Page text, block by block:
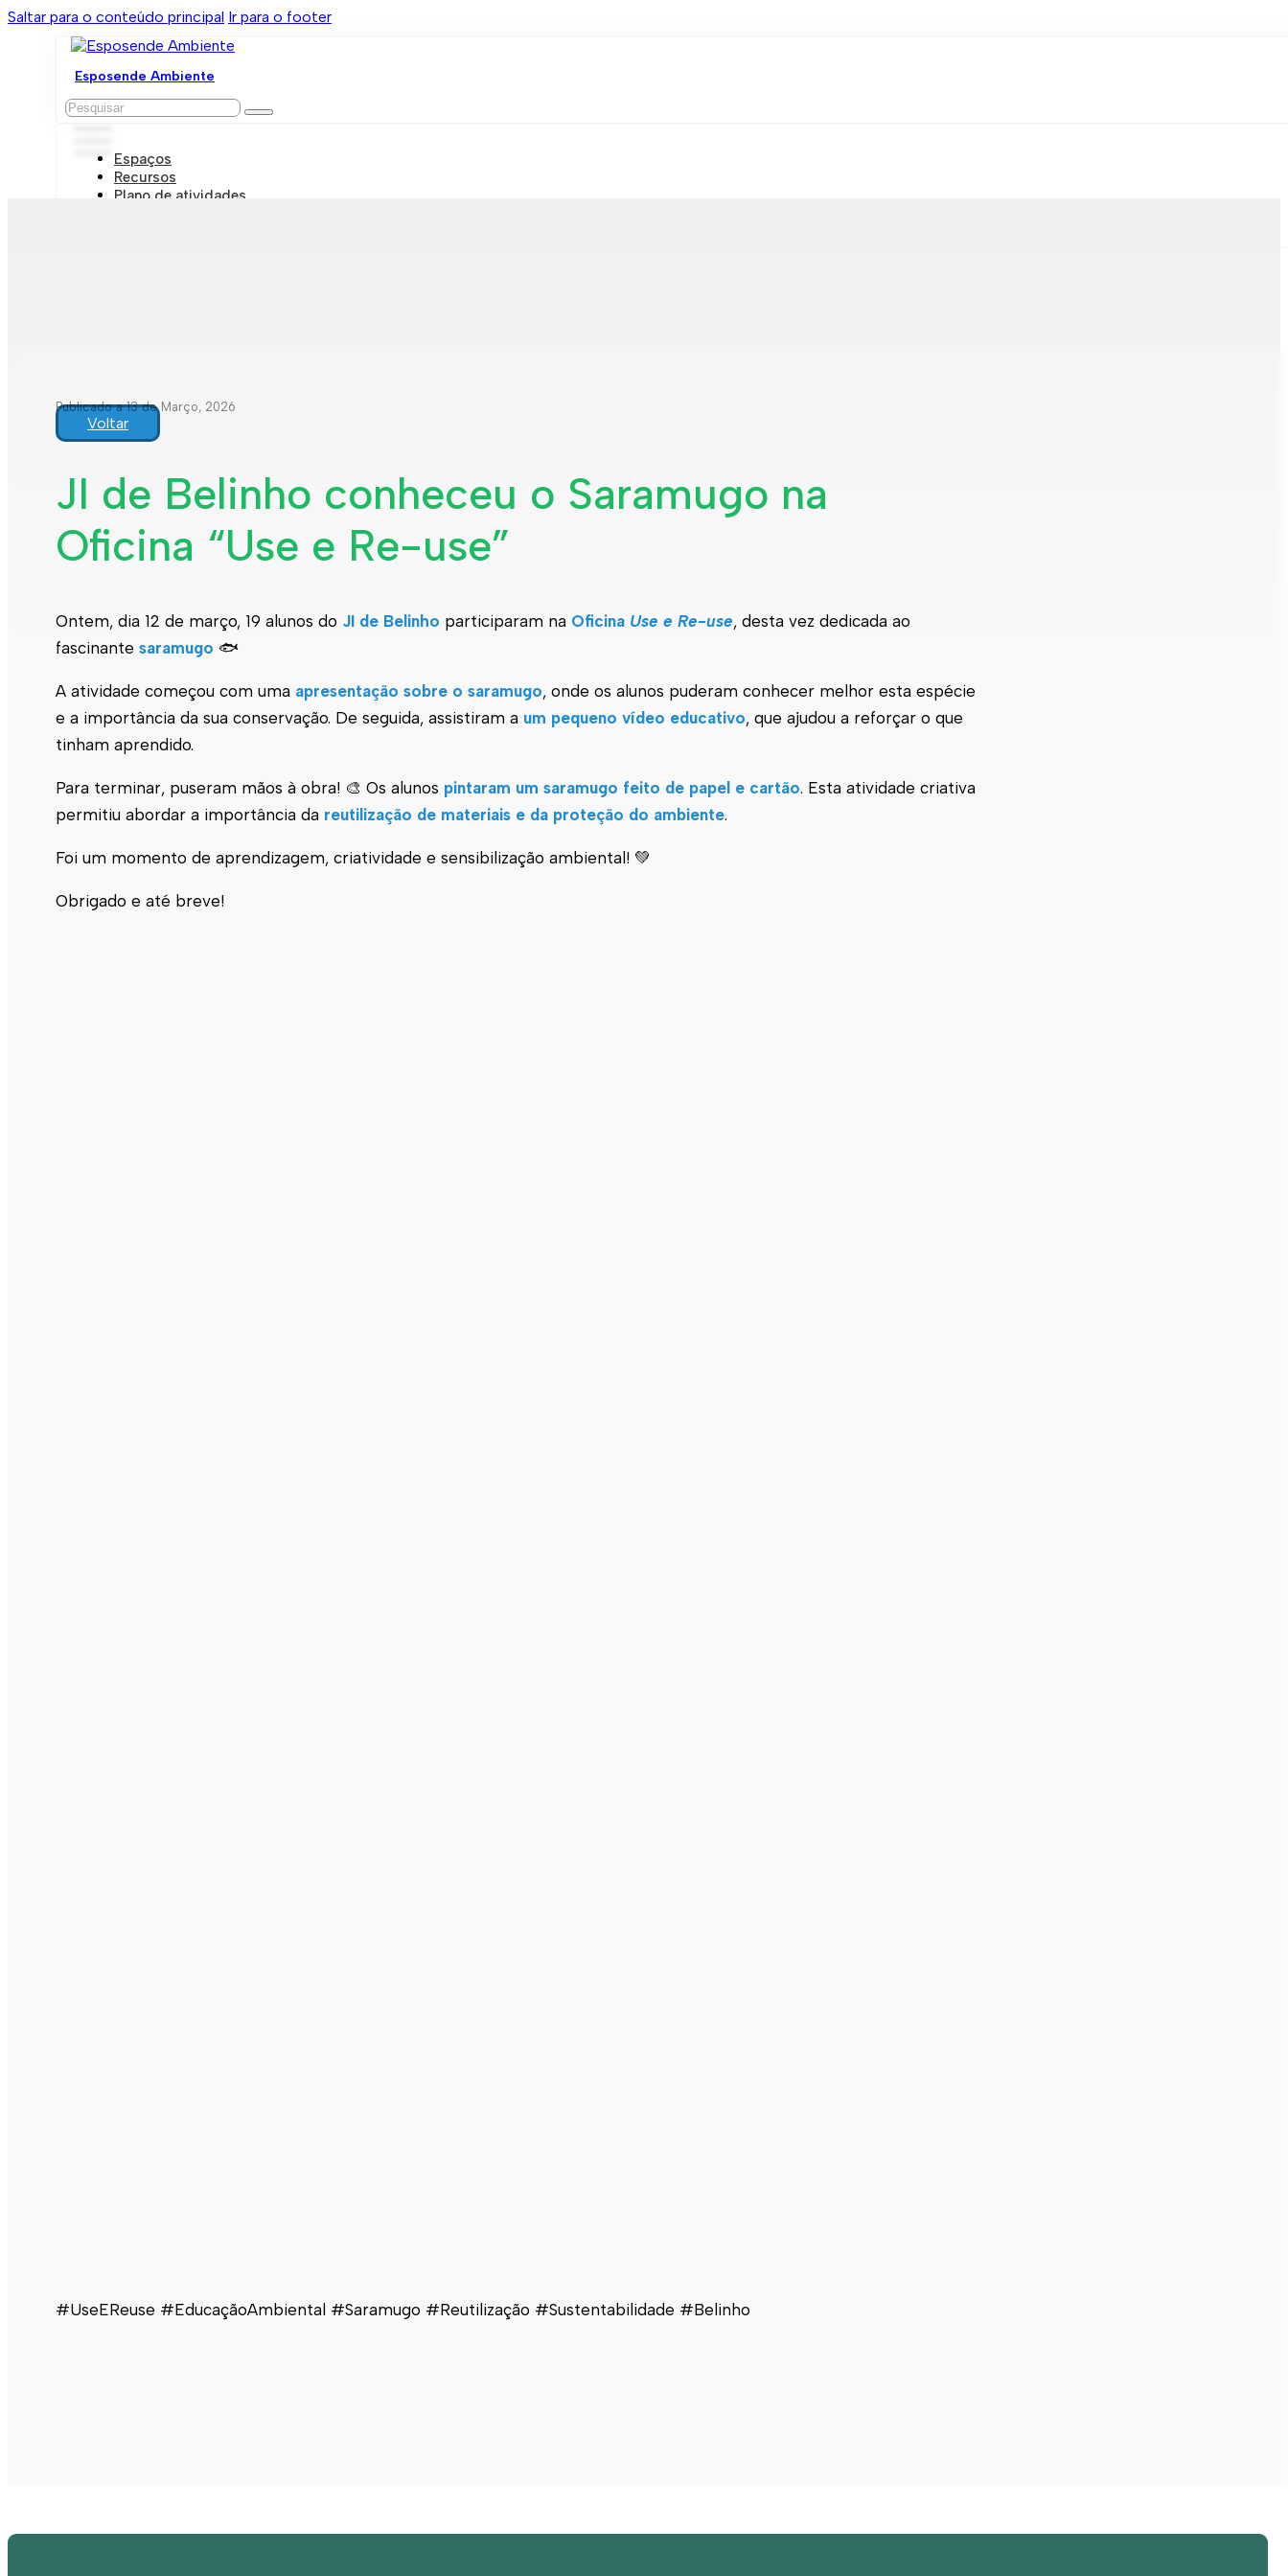
Saltar para o conteúdo principal Ir para o footer
Esposende Ambiente
Pesquisar
Espaços
Recursos
Plano de atividades
Publicado a 13 de Março, 2026
Voltar
JI de Belinho conheceu o Saramugo na
Oficina “Use e Re-use”
Ontem, dia 12 de março, 19 alunos do JI de Belinho participaram na Oficina Use e Re-use, desta vez dedicada ao
fascinante saramugo 🐟
A atividade começou com uma apresentação sobre o saramugo, onde os alunos puderam conhecer melhor esta espécie
e a importância da sua conservação. De seguida, assistiram a um pequeno vídeo educativo, que ajudou a reforçar o que
tinham aprendido.
Para terminar, puseram mãos à obra! 🎨 Os alunos pintaram um saramugo feito de papel e cartão. Esta atividade criativa
permitiu abordar a importância da reutilização de materiais e da proteção do ambiente.
Foi um momento de aprendizagem, criatividade e sensibilização ambiental! 💚
Obrigado e até breve!
#UseEReuse #EducaçãoAmbiental #Saramugo #Reutilização #Sustentabilidade #Belinho